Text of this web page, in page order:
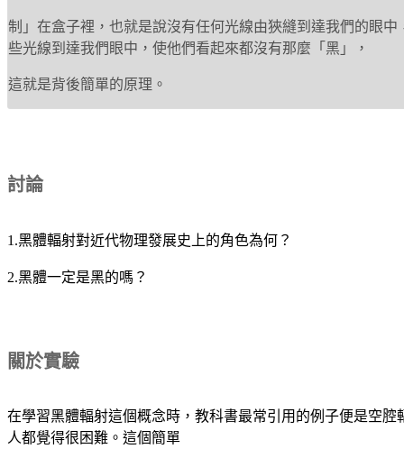
制」在盒子裡，也就是說沒有任何光線由狹縫到達我們的眼
些光線到達我們眼中，使他們看起來都沒有那麼「黑」，
這就是背後簡單的原理。
討論
1.黑體輻射對近代物理發展史上的角色為何？
2.黑體一定是黑的嗎？
關於實驗
在學習黑體輻射這個概念時，教科書最常引用的例子便是空
人都覺得很困難。這個簡單